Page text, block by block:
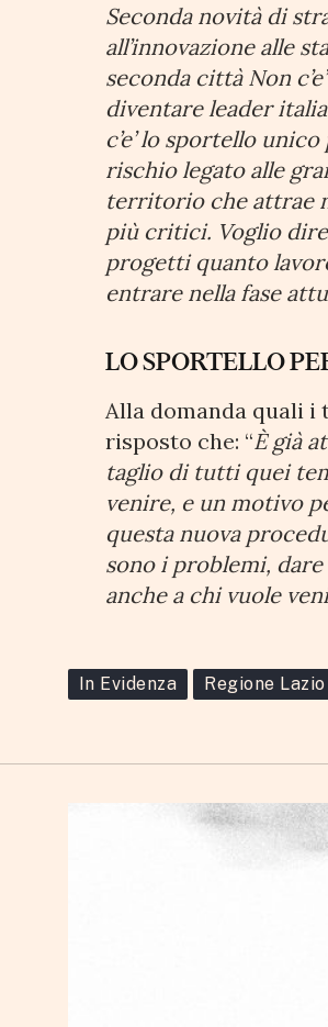
Seconda novità di
all’innovazione alle
seconda città Non
diventare leader
c’e’ lo sportello
rischio legato alle
territorio che attrae
più critici. Voglio
progetti quanto
entrare nella fase
LO SPORTELLO
Alla domanda quali
risposto che: “È già
taglio di tutti quei
venire, e un motivo
questa nuova
sono i problemi,
anche a chi vuole
In Evidenza Regione Lazio